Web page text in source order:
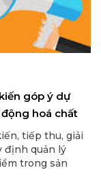
góp ý dự
hoá chất
hàng hóa
tiếp thu, giải
định quản lý
trong sản